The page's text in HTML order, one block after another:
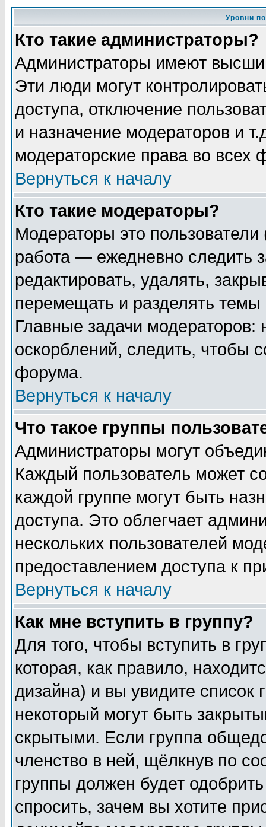
Уровни
Кто такие администраторы?
Администраторы имеют
Эти люди могут
доступа, отключение
и назначение модераторов и
модераторские права во всех
Вернуться к началу
Кто такие модераторы?
Модераторы это
работа — ежедневно следить
редактировать, удалять,
перемещать и разделять
Главные задачи
оскорблений, следить, чтобы
форума.
Вернуться к началу
Что такое группы
Администраторы могут
Каждый пользователь может
каждой группе могут быть
доступа. Это облегчает
нескольких пользователей
предоставлением доступа к
Вернуться к началу
Как мне вступить в группу?
Для того, чтобы вступить в
которая, как правило,
дизайна) и вы увидите список
некоторый могут быть
скрытыми. Если группа
членство в ней, щёлкнув по
группы должен будет
спросить, зачем вы хотите